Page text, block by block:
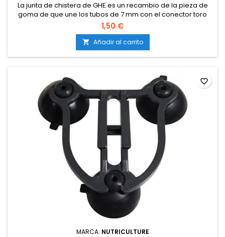
La junta de chistera de GHE es un recambio de la pieza de
goma de que une los tubos de 7 mm con el conector toro
macho en los tubos de riego de los sistemas de General
hydroponics.Utilizado en sistemas hidropónicos de GHE
como los Dutch Pot.
1,50 €
 Añadir al carrito
MARCA: NUTRICULTURE
favorite_border